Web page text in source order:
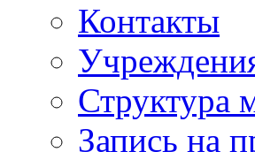
Контакты
Структура
Запись на